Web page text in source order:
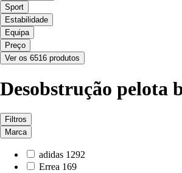
Sport
Estabilidade
Equipa
Preço
Ver os 6516 produtos
Desobstrução pelota
Filtros
Marca
adidas 1292
Errea 169